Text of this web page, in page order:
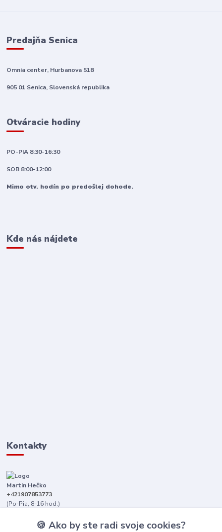
Predajňa Senica
Omnia center, Hurbanova 518
905 01 Senica, Slovenská republika
Otváracie hodiny
PO-PIA 8:30-16:30
SOB 8:00-12:00
Mimo otv. hodín po predošlej dohode.
Kde nás nájdete
Kontakty
Martin Hečko
+421907853773
(Po-Pia, 8-16 hod.)
senica@dizajnkamen.sk
🍪 Ako by ste radi svoje cookies?